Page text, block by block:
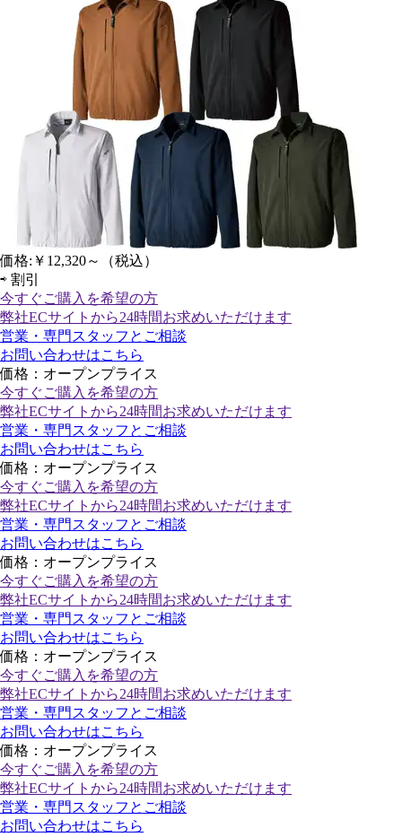
価格: ￥12,320～
（税込）
⇨ 割引
今すぐご購入 を希望の方
弊社ECサイトから24時間お求めいただけます
営業・専門スタッフとご相談
お問い合わせはこちら
価格：オープンプライス
今すぐご購入 を希望の方
弊社ECサイトから24時間お求めいただけます
営業・専門スタッフとご相談
お問い合わせはこちら
価格：オープンプライス
今すぐご購入 を希望の方
弊社ECサイトから24時間お求めいただけます
営業・専門スタッフとご相談
お問い合わせはこちら
価格：オープンプライス
今すぐご購入 を希望の方
弊社ECサイトから24時間お求めいただけます
営業・専門スタッフとご相談
お問い合わせはこちら
価格：オープンプライス
今すぐご購入 を希望の方
弊社ECサイトから24時間お求めいただけます
営業・専門スタッフとご相談
お問い合わせはこちら
価格：オープンプライス
今すぐご購入 を希望の方
弊社ECサイトから24時間お求めいただけます
営業・専門スタッフとご相談
お問い合わせはこちら